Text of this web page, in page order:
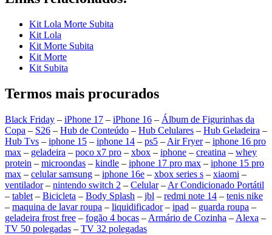
Kit Lola Morte Subita
Kit Lola
Kit Morte Subita
Kit Morte
Kit Subita
Termos mais procurados
Black Friday – iPhone 17 – iPhone 16 – Álbum de Figurinhas da
Copa – S26 – Hub de Conteúdo – Hub Celulares – Hub Geladeira –
Hub Tvs – iphone 15 – iphone 14 – ps5 – Air Fryer– iphone 16 pro
max – geladeira – poco x7 pro – xbox – iphone – creatina – whey
protein – microondas – kindle – iphone 17 pro max – iphone 15 pro
max – celular samsung – iphone 16e – xbox series s – xiaomi –
ventilador– nintendo switch 2 – Celular– Ar Condicionado Portátil
– tablet – Bicicleta – Body Splash – jbl – redmi note 14 – tenis nike
– maquina de lavar roupa – liquidificador– ipad – guarda roupa –
geladeira frost free – fogão 4 bocas – Armário de Cozinha – Alexa –
TV 50 polegadas – TV 32 polegadas